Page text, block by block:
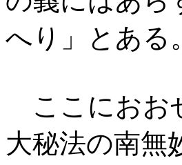
へり」とある。
ここにおお
大秘法の南無